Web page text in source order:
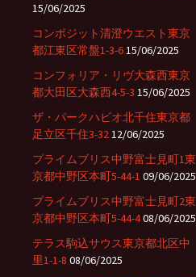
15/06/2025
コンポジット清澄ウエスト東京
都江東区常盤1-3-615/06/2025
コンフォリア・リヴ大森西東京
都大田区大森西4-5-3 15/06/2025
ザ・パークハビオ北千住東京都
足立区千住3-3212/06/2025
プライムブリス中野富士見町1東
京都中野区本町5-44-1 09/06/2025
プライムブリス中野富士見町2東
京都中野区本町5-44-408/06/2025
テラス駒込サウス東京都北区中
里1-1-8 08/06/2025